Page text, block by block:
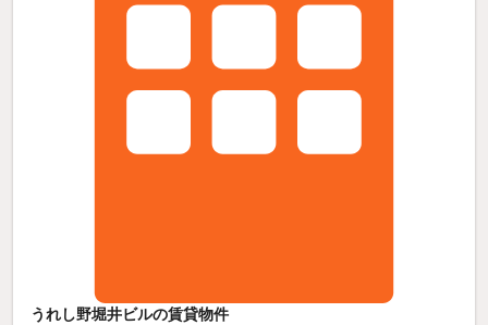
うれし野堀井ビルの賃貸物件